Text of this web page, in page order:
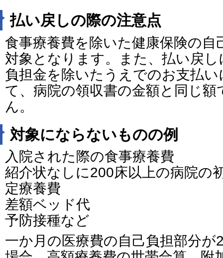
払い戻しの際の注意点
食事療養費を除いた健康保険の自
対象となります。また、払い戻
負担金を除いたうえでのお支払
て、病院の領収書の金額と同じ
ん。
対象にならないものの例
入院された際の食事療養費
紹介状なしに200床以上の病院の
定療養費
差額ベッド代
予防接種など
一か月の医療費の自己負担部分